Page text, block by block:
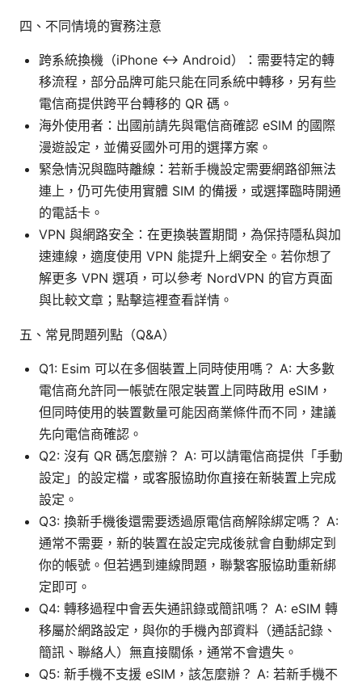
四、不同情境的實務注意
跨系統換機（iPhone ↔ Android）：需要特定的轉
移流程，部分品牌可能只能在同系統中轉移，另有些
電信商提供跨平台轉移的 QR 碼。
海外使用者：出國前請先與電信商確認 eSIM 的國際
漫遊設定，並備妥國外可用的選擇方案。
緊急情況與臨時離線：若新手機設定需要網路卻無法
連上，仍可先使用實體 SIM 的備援，或選擇臨時開通
的電話卡。
VPN 與網路安全：在更換裝置期間，為保持隱私與加
速連線，適度使用 VPN 能提升上網安全。若你想了
解更多 VPN 選項，可以參考 NordVPN 的官方頁面
與比較文章；點擊這裡查看詳情。
五、常見問題列點（Q&A）
Q1: Esim 可以在多個裝置上同時使用嗎？ A: 大多數
電信商允許同一帳號在限定裝置上同時啟用 eSIM，
但同時使用的裝置數量可能因商業條件而不同，建議
先向電信商確認。
Q2: 沒有 QR 碼怎麼辦？ A: 可以請電信商提供「手動
設定」的設定檔，或客服協助你直接在新裝置上完成
設定。
Q3: 換新手機後還需要透過原電信商解除綁定嗎？ A:
通常不需要，新的裝置在設定完成後就會自動綁定到
你的帳號。但若遇到連線問題，聯繫客服協助重新綁
定即可。
Q4: 轉移過程中會丟失通訊錄或簡訊嗎？ A: eSIM 轉
移屬於網路設定，與你的手機內部資料（通話記錄、
簡訊、聯絡人）無直接關係，通常不會遺失。
Q5: 新手機不支援 eSIM，該怎麼辦？ A: 若新手機不